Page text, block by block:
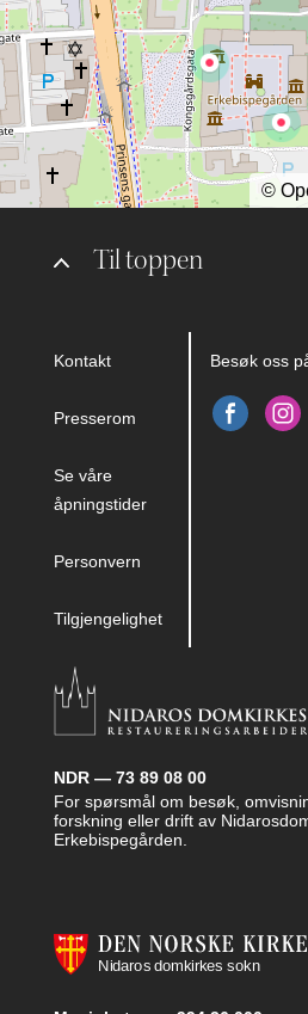
Til toppen
Kontakt
Presserom
Se våre
åpningstider
Personvern
Tilgjengelighet
Besøk oss
NDR — 73 89 08 00
For spørsmål om besøk,
forskning eller drift av
Erkebispegården.
©